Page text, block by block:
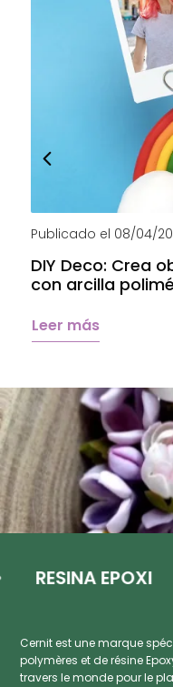
Publicado el 08/04/
DIY Deco: Crea
con arcilla
Leer más
RESINA EPOXI
Cernit est une marque
polymères et de résine
travers le monde pour le